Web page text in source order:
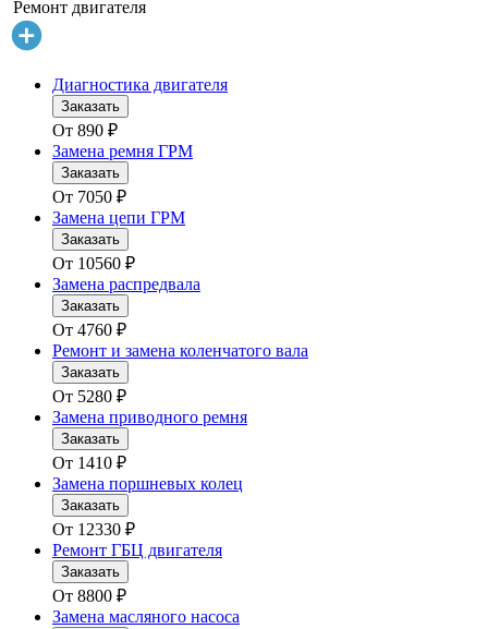
Ремонт двигателя
Диагностика двигателя
Заказать
От 890 ₽
Замена ремня ГРМ
Заказать
От 7050 ₽
Замена цепи ГРМ
Заказать
От 10560 ₽
Замена распредвала
Заказать
От 4760 ₽
Ремонт и замена коленчатого вала
Заказать
От 5280 ₽
Замена приводного ремня
Заказать
От 1410 ₽
Замена поршневых колец
Заказать
От 12330 ₽
Ремонт ГБЦ двигателя
Заказать
От 8800 ₽
Замена масляного насоса